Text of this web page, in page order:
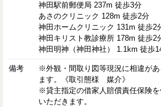
神田駅前郵便局 237m 徒歩3分
あさのクリニック 128m 徒歩2分
神田ホームクリニック 131m 徒歩2
神田キリスト教診療所 178m 徒歩2
神田明神（神田神社） 1.1km 徒歩
備考
※外観・間取り図等現況に相違が
ます。《取引態様 媒介》
※貸主指定の借家人賠償責任保険
いただきます。